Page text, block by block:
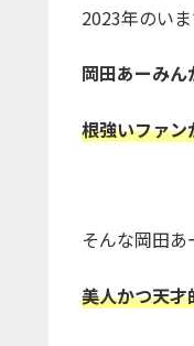
2023年のい
岡田あーみ
根強いファ
そんな岡田あ
美人かつ天才